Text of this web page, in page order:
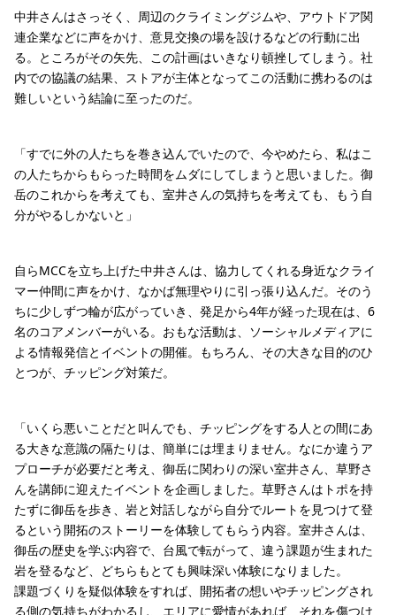
中井さんはさっそく、周辺のクライミングジムや、アウトドア関
連企業などに声をかけ、意見交換の場を設けるなどの行動に出
る。ところがその矢先、この計画はいきなり頓挫してしまう。社
内での協議の結果、ストアが主体となってこの活動に携わるのは
難しいという結論に至ったのだ。
「すでに外の人たちを巻き込んでいたので、今やめたら、私はこ
の人たちからもらった時間をムダにしてしまうと思いました。御
岳のこれからを考えても、室井さんの気持ちを考えても、もう自
分がやるしかないと」
自らMCCを立ち上げた中井さんは、協力してくれる身近なクライ
マー仲間に声をかけ、なかば無理やりに引っ張り込んだ。そのう
ちに少しずつ輪が広がっていき、発足から4年が経った現在は、6
名のコアメンバーがいる。おもな活動は、ソーシャルメディアに
よる情報発信とイベントの開催。もちろん、その大きな目的のひ
とつが、チッピング対策だ。
「いくら悪いことだと叫んでも、チッピングをする人との間にあ
る大きな意識の隔たりは、簡単には埋まりません。なにか違うア
プローチが必要だと考え、御岳に関わりの深い室井さん、草野さ
んを講師に迎えたイベントを企画しました。草野さんはトポを持
たずに御岳を歩き、岩と対話しながら自分でルートを見つけて登
るという開拓のストーリーを体験してもらう内容。室井さんは、
御岳の歴史を学ぶ内容で、台風で転がって、違う課題が生まれた
岩を登るなど、どちらもとても興味深い体験になりました。
課題づくりを疑似体験をすれば、開拓者の想いやチッピングされ
る側の気持ちがわかるし、エリアに愛情があれば、それを傷つけ